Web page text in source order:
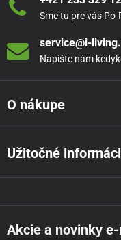
Sme tu pre vás Po-
service@i-
Napíšte nám
O nákupe
Užitočné
Akcie a novinky